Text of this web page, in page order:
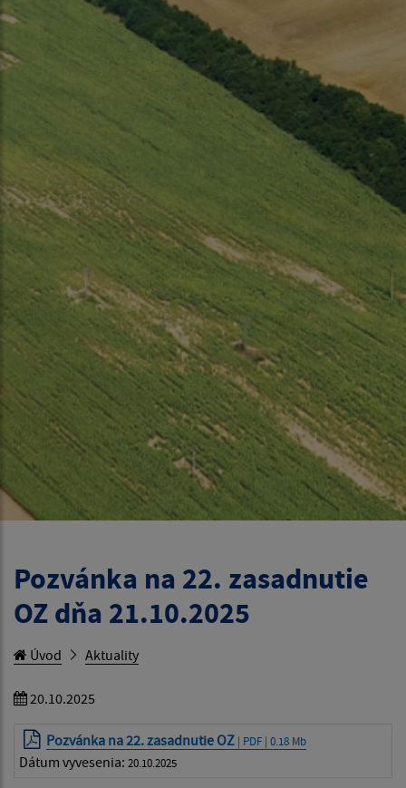
Pozvánka na 22. zasadnutie
OZ dňa 21.10.2025
Úvod Aktuality
20.10.2025
Pozvánka na 22. zasadnutie OZ | PDF | 0.18 Mb
Dátum vyvesenia: 20.10.2025